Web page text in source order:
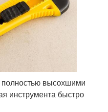
высохшими
инструмента быстро